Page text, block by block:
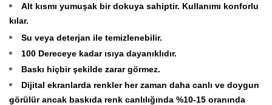
Alt kısmı yumuşak bir dokuya sahiptir. Kullanımı konforlu
kılar.
Su veya deterjan ile temizlenebilir.
100 Dereceye kadar ısıya dayanıklıdır.
Baskı hiçbir şekilde zarar görmez.
Dijital ekranlarda renkler her zaman daha canlı ve doygun
görülür ancak baskıda renk canlılığında %10-15 oranında